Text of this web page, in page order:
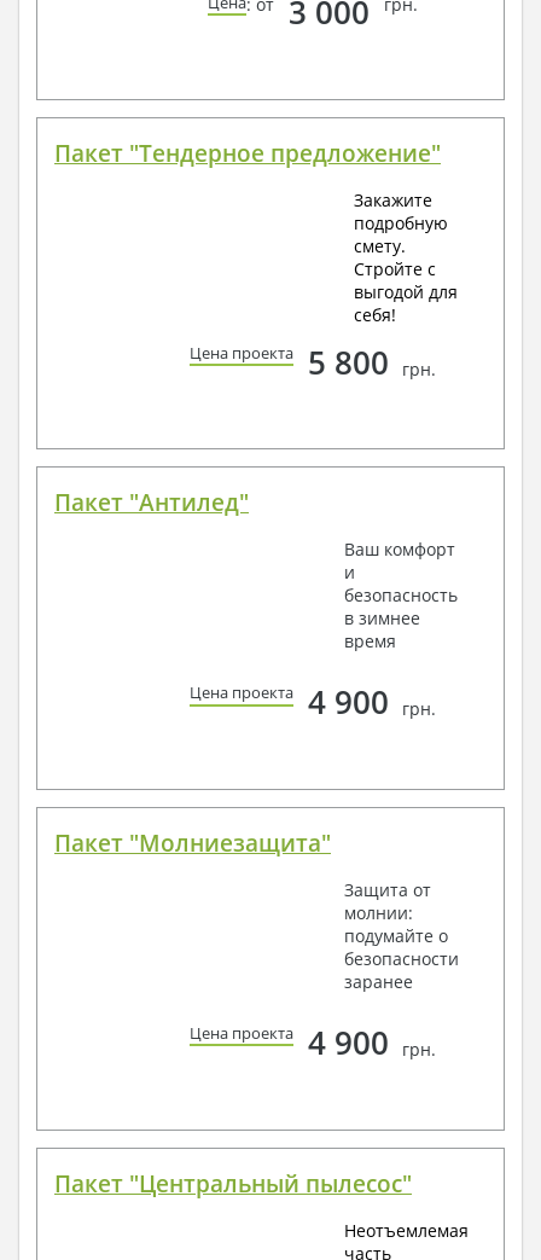
3 000
Пакет "Тендерное предложение"
Закажите
подробную
смету.
Стройте с
выгодой для
себя!
Цена проекта 5 800 грн.
Пакет "Антилед"
Ваш комфорт
и
безопасность
в зимнее
время
Цена проекта 4 900 грн.
Пакет "Молниезащита"
Защита от
молнии:
подумайте о
безопасности
заранее
Цена проекта 4 900 грн.
Пакет "Центральный пылесос"
Неотъемлемая
часть